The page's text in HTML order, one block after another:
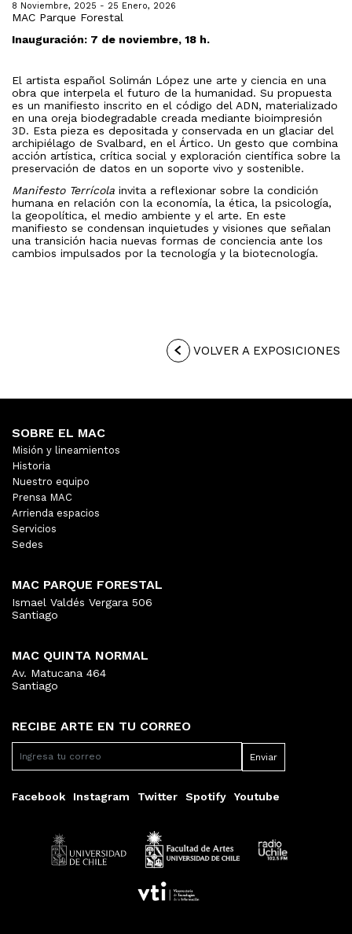
8 Noviembre, 2025 - 25 Enero, 2026
MAC Parque Forestal
Inauguración: 7 de noviembre, 18 h.
El artista español Solimán López une arte y ciencia en una
obra que interpela el futuro de la humanidad. Su propuesta
es un manifiesto inscrito en el código del ADN, materializado
en una oreja biodegradable creada mediante bioimpresión
3D. Esta pieza es depositada y conservada en un glaciar del
archipiélago de Svalbard, en el Ártico. Un gesto que combina
acción artística, crítica social y exploración científica sobre la
preservación de datos en un soporte vivo y sostenible.
Manifesto Terrícola invita a reflexionar sobre la condición
humana en relación con la economía, la ética, la psicología,
la geopolítica, el medio ambiente y el arte. En este
manifiesto se condensan inquietudes y visiones que señalan
una transición hacia nuevas formas de conciencia ante los
cambios impulsados por la tecnología y la biotecnología.
VOLVER A EXPOSICIONES
RECIBE ARTE EN TU CORREO
Facebook Instagram Twitter Spotify Youtube
SOBRE EL MAC
Misión y lineamientos
Historia
Nuestro equipo
Prensa MAC
Arrienda espacios
Servicios
Sedes
MAC PARQUE FORESTAL
Ismael Valdés Vergara 506
Santiago
MAC QUINTA NORMAL
Av. Matucana 464
Santiago